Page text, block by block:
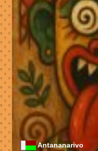
Antananarivo